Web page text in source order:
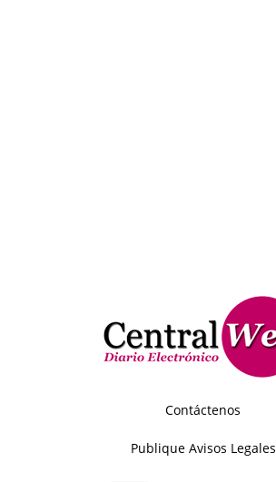
Contáctenos
Publique Avisos Legales